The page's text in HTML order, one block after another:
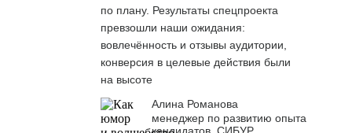
по плану. Результаты спецпроекта
превзошли наши ожидания:
вовлечённость и отзывы аудитории,
конверсия в целевые действия были
на высоте
Алина Романова
менеджер по развитию опыта
кандидатов, СИБУР